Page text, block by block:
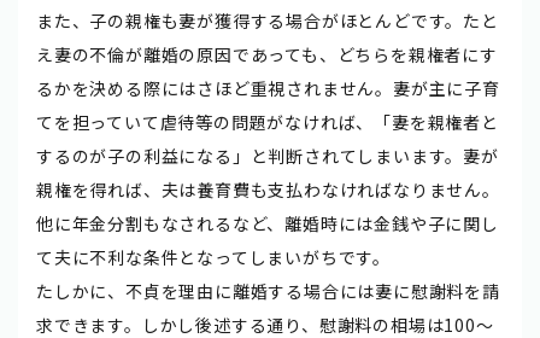
また、子の親権も妻が獲得する場合がほとんどです。たと
え妻の不倫が離婚の原因であっても、どちらを親権者にす
るかを決める際にはさほど重視されません。妻が主に子育
てを担っていて虐待等の問題がなければ、「妻を親権者と
するのが子の利益になる」と判断されてしまいます。妻が
親権を得れば、夫は養育費も支払わなければなりません。
他に年金分割もなされるなど、離婚時には金銭や子に関し
て夫に不利な条件となってしまいがちです。
たしかに、不貞を理由に離婚する場合には妻に慰謝料を請
求できます。しかし後述する通り、慰謝料の相場は100～